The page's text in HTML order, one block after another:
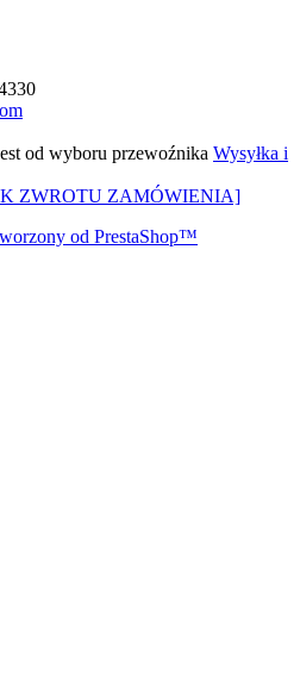
od wyboru przewoźnika Wysyłka i
ZWROTU ZAMÓWIENIA]
od PrestaShop™